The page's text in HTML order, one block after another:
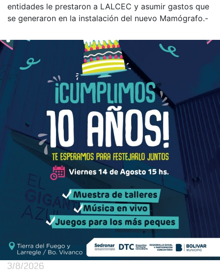
entidades le prestaron a LALCEC y asumir gastos que
se generaron en la instalación del nuevo Mamógrafo.-
3/8/2026